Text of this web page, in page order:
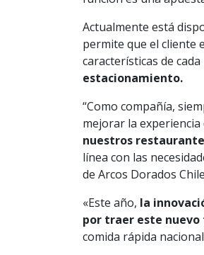
Actualmente está
permite que el cliente
características de
estacionamiento.
“Como compañía,
mejorar la experiencia
nuestros
línea con las
de Arcos Dorados
«Este año, la
por traer este
comida rápida